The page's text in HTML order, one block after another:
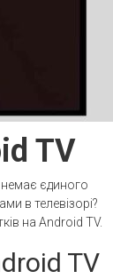
TV
єдиного
в телевізорі?
на Android TV.
TV